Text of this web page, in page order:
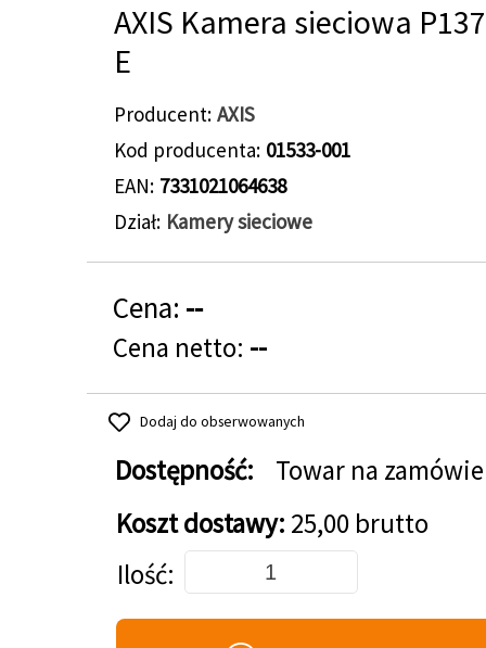
AXIS Kamera sieciowa
E
Producent AXIS
Kod producenta 01533-001
EAN 7331021064638
Dział Kamery sieciowe
Cena: --
Cena netto: --
Dodaj do obserwowanych
Dostępność:
Towar na
Koszt dostawy: 25,00 brutto
Dodaj do koszyka
Ilość